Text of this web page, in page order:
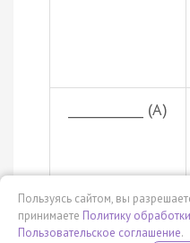
____________ (А)
Пользуясь сайтом, вы
принимаете Политику
Пользовательское соглашение.